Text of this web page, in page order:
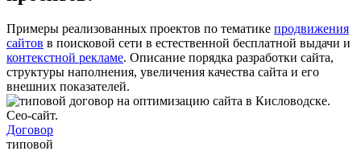
Примеры реализованных проектов по тематике продвижения
сайтов в поисковой сети в естественной бесплатной выдачи и
контекстной рекламе. Описание порядка разработки сайта,
структуры наполнения, увеличения качества сайта и его
внешних показателей.
Договор
типовой